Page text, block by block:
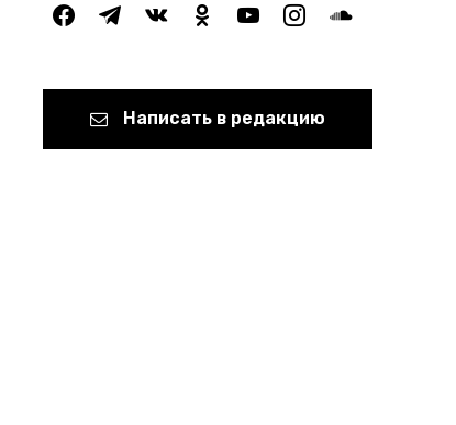
facebooktelegramvkontakteodnoklassniki
youtubeinstagramsoundcloud
Написать в редакцию